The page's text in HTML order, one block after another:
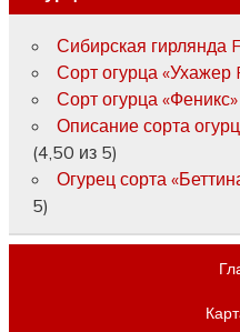
Сибирская гирлянда
Сорт огурца «Ухажер
Сорт огурца «Феникс»
Описание сорта
(4,50 из 5)
Огурец сорта
5)